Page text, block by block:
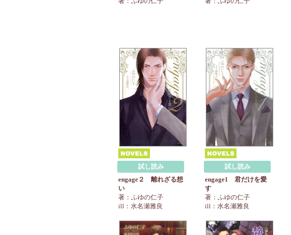
試し読み
engage２ 離れざる想
い
著：ふゆの仁子
ill：水名瀬雅良
試し読み
engage1 君だけを愛
す
著：ふゆの仁子
ill：水名瀬雅良